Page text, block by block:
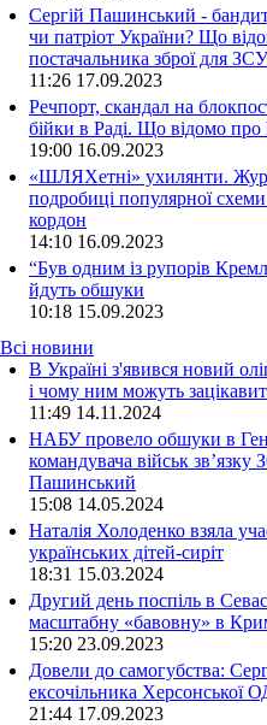
Сергій Пашинський -
чи патріот України? Що
постачальника зброї для ЗСУ
11:26 17.09.2023
Речпорт, скандал на
бійки в Раді. Що відомо
19:00 16.09.2023
«ШЛЯХетні» ухилянти.
подробиці популярної схеми
кордон
14:10 16.09.2023
“Був одним із рупорів
йдуть обшуки
10:18 15.09.2023
Всі новини
В Україні з'явився новий
і чому ним можуть
11:49 14.11.2024
НАБУ провело обшуки в
командувача військ
Пашинський
15:08 14.05.2024
Наталія Холоденко взяла
українських дітей-сиріт
18:31 15.03.2024
Другий день поспіль в
масштабну «бавовну» в
15:20 23.09.2023
Довели до самогубства:
ексочільника Херсонської
21:44 17.09.2023